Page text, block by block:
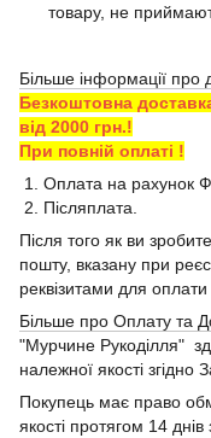
товару, не
Більше інформації про
Безкоштовна
від 2000 грн.!
При повній оплаті !
1. Оплата на рахунок
2. Післяплата.
Після того як ви
пошту, вказану при
реквізитами для
Більше про Оплату та
"Мурчине Рукоділля"
належної якості згідно
Покупець має право
якості протягом 14